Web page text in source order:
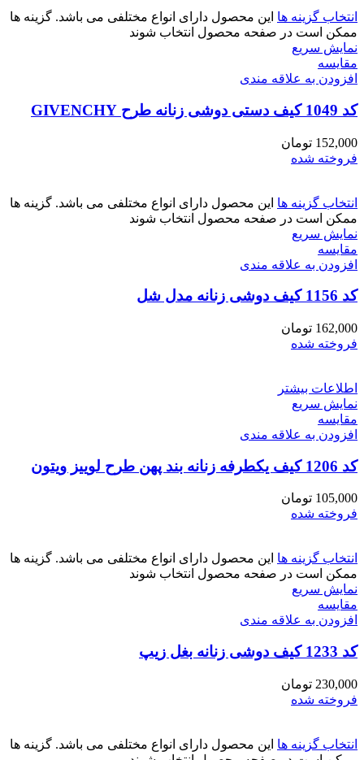
انتخاب گزینه ها این محصول دارای انواع مختلفی می باشد. گزینه ها
ممکن است در صفحه محصول انتخاب شوند
نمایش سریع
مقايسه
افزودن به علاقه مندی
کد 1049 کیف دستی دوشی زنانه طرح GIVENCHY
152,000 تومان
فروخته شده
انتخاب گزینه ها این محصول دارای انواع مختلفی می باشد. گزینه ها
ممکن است در صفحه محصول انتخاب شوند
نمایش سریع
مقايسه
افزودن به علاقه مندی
کد 1156 کیف دوشی زنانه مدل شل
162,000 تومان
فروخته شده
اطلاعات بیشتر
نمایش سریع
مقايسه
افزودن به علاقه مندی
کد 1206 کیف یکطرفه زنانه بند پهن طرح لوییز ویتون
105,000 تومان
فروخته شده
انتخاب گزینه ها این محصول دارای انواع مختلفی می باشد. گزینه ها
ممکن است در صفحه محصول انتخاب شوند
نمایش سریع
مقايسه
افزودن به علاقه مندی
کد 1233 کیف دوشی زنانه بغل زیپ
230,000 تومان
فروخته شده
انتخاب گزینه ها این محصول دارای انواع مختلفی می باشد. گزینه ها